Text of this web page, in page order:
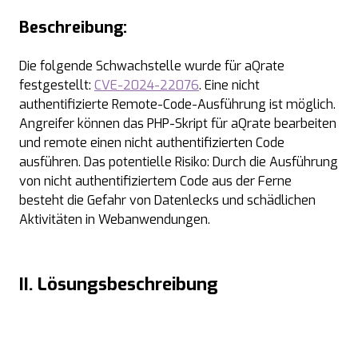
Beschreibung:
Die folgende Schwachstelle wurde für aQrate
festgestellt: CVE-2024-22076. Eine nicht
authentifizierte Remote-Code-Ausführung ist möglich.
Angreifer können das PHP-Skript für aQrate bearbeiten
und remote einen nicht authentifizierten Code
ausführen. Das potentielle Risiko: Durch die Ausführung
von nicht authentifiziertem Code aus der Ferne
besteht die Gefahr von Datenlecks und schädlichen
Aktivitäten in Webanwendungen.
II. Lösungsbeschreibung